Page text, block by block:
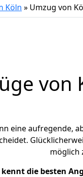
Köln » Umzug von
von
eine aufregende,
möglich
die besten